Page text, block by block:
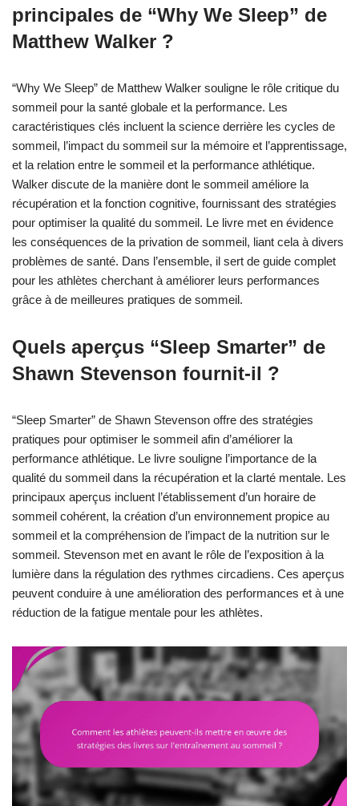
principales de “Why We Sleep” de
Matthew Walker ?
“Why We Sleep” de Matthew Walker souligne le rôle critique du
sommeil pour la santé globale et la performance. Les
caractéristiques clés incluent la science derrière les cycles de
sommeil, l’impact du sommeil sur la mémoire et l’apprentissage,
et la relation entre le sommeil et la performance athlétique.
Walker discute de la manière dont le sommeil améliore la
récupération et la fonction cognitive, fournissant des stratégies
pour optimiser la qualité du sommeil. Le livre met en évidence
les conséquences de la privation de sommeil, liant cela à divers
problèmes de santé. Dans l’ensemble, il sert de guide complet
pour les athlètes cherchant à améliorer leurs performances
grâce à de meilleures pratiques de sommeil.
Quels aperçus “Sleep Smarter” de
Shawn Stevenson fournit-il ?
“Sleep Smarter” de Shawn Stevenson offre des stratégies
pratiques pour optimiser le sommeil afin d’améliorer la
performance athlétique. Le livre souligne l’importance de la
qualité du sommeil dans la récupération et la clarté mentale. Les
principaux aperçus incluent l’établissement d’un horaire de
sommeil cohérent, la création d’un environnement propice au
sommeil et la compréhension de l’impact de la nutrition sur le
sommeil. Stevenson met en avant le rôle de l’exposition à la
lumière dans la régulation des rythmes circadiens. Ces aperçus
peuvent conduire à une amélioration des performances et à une
réduction de la fatigue mentale pour les athlètes.